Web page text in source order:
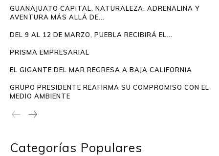
GUANAJUATO CAPITAL, NATURALEZA, ADRENALINA Y
AVENTURA MÁS ALLÁ DE...
DEL 9 AL 12 DE MARZO, PUEBLA RECIBIRÁ EL...
PRISMA EMPRESARIAL
EL GIGANTE DEL MAR REGRESA A BAJA CALIFORNIA
GRUPO PRESIDENTE REAFIRMA SU COMPROMISO CON EL
MEDIO AMBIENTE
Categorías Populares